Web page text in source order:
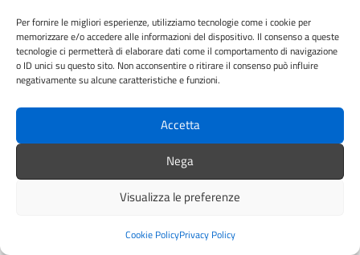
Per fornire le migliori esperienze, utilizziamo tecnologie come i cookie per
memorizzare e/o accedere alle informazioni del dispositivo. Il consenso a queste
tecnologie ci permetterà di elaborare dati come il comportamento di navigazione
o ID unici su questo sito. Non acconsentire o ritirare il consenso può influire
negativamente su alcune caratteristiche e funzioni.
Accetta
Nega
Visualizza le preferenze
Cookie PolicyPrivacy Policy
Formazione professionale